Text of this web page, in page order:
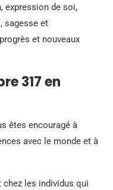
expression de soi,
sagesse et
et nouveaux
317 en
êtes encouragé à
avec le monde et à
chez les individus qui